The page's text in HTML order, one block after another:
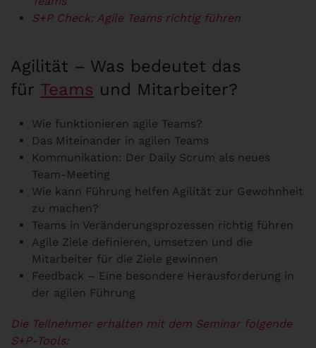
S+P Check: Agile Teams richtig führen
Agilität – Was bedeutet das
für Teams und Mitarbeiter?
Wie funktionieren agile Teams?
Das Miteinander in agilen Teams
Kommunikation: Der Daily Scrum als neues
Team-Meeting
Wie kann Führung helfen Agilität zur Gewohnheit
zu machen?
Teams in Veränderungsprozessen richtig führen
Agile Ziele definieren, umsetzen und die
Mitarbeiter für die Ziele gewinnen
Feedback – Eine besondere Herausforderung in
der agilen Führung
Die Teilnehmer erhalten mit dem Seminar folgende
S+P-Tools: